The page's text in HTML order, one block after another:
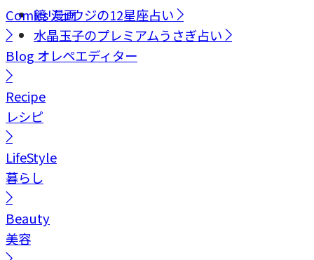
鏡リュウジの12星座占い
水晶玉子のプレミアムうさぎ占い
Comics漫画
Blog オレペエディター
Recipe
レシピ
LifeStyle
暮らし
Beauty
美容